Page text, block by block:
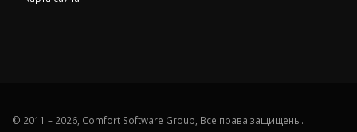
© 2011 – 2026, Comfort Software Group, Все права защищены.